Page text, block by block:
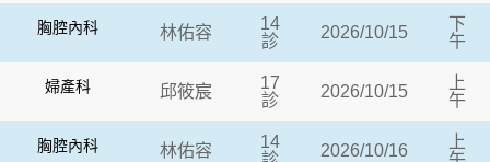
胸腔內科 林佑容
14
診
2026/10/15
下
午
婦產科 邱筱宸
17
診
2026/10/15
上
午
胸腔內科 林佑容
14
2026/10/16
上